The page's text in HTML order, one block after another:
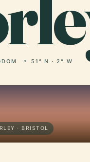
51° N · 2° W
· BRISTOL